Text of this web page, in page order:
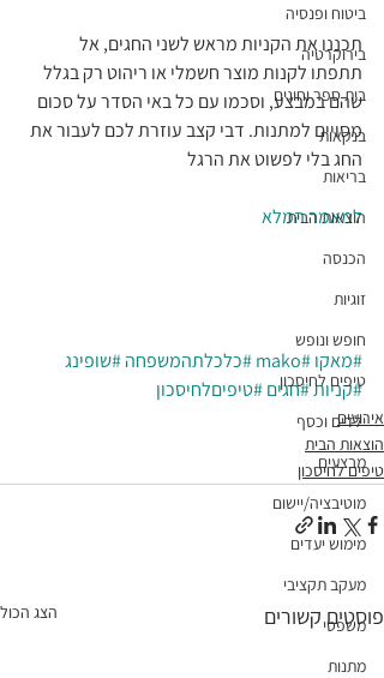
ביטוח ופנסיה
בירוקרטיה
בית ספר וחוגים
בנקאות
בריאות
הוצאות הבית
הכנסה
זוגיות
חופש ונופש
טיפים לחיסכון
ילדים וכסף
מבצעים
מוטיבציה/יישום
מימוש יעדים
מעקב תקציבי
משפטי
מתנות
תכננו את הקניות מראש לשני החגים, אל
תתפתו לקנות מוצר חשמלי או ריהוט רק בגלל
שהם במבצע, וסכמו עם כל באי הסדר על סכום
מסויים למתנות. דבי קצב עוזרת לכם לעבור את
החג בלי לפשוט את הרגל
למאמר המלא
#מאקו#mako #כלכלתהמשפחה#שופינג
#קניות#חגים#טיפיםלחיסכון
אירועים
הוצאות הבית
טיפים לחיסכון
פוסטים קשורים הצג הכול